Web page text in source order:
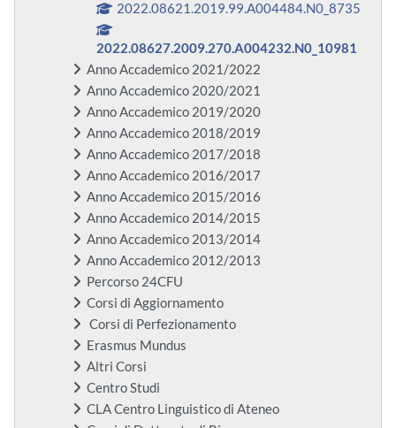
2022.08621.2019.99.A004484.N0_8735
2022.08627.2009.270.A004232.N0_10981
Anno Accademico 2021/2022
Anno Accademico 2020/2021
Anno Accademico 2019/2020
Anno Accademico 2018/2019
Anno Accademico 2017/2018
Anno Accademico 2016/2017
Anno Accademico 2015/2016
Anno Accademico 2014/2015
Anno Accademico 2013/2014
Anno Accademico 2012/2013
Percorso 24CFU
Corsi di Aggiornamento
Corsi di Perfezionamento
Erasmus Mundus
Altri Corsi
Centro Studi
CLA Centro Linguistico di Ateneo